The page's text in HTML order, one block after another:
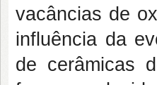
vacâncias de
influência da
de cerâmicas